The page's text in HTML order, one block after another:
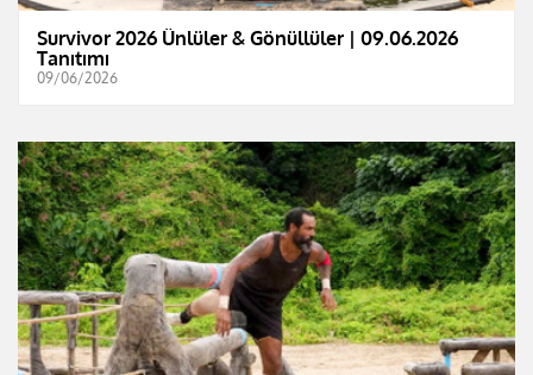
Survivor 2026 Ünlüler & Gönüllüler | 09.06.2026
Tanıtımı
09/06/2026